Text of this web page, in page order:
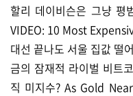
할리 데이비슨은 그냥 평
VIDEO: 10 Most
대선 끝나도 서울 집값 떨
금의 잠재적 라이벌 비트
직 미지수? As Gold